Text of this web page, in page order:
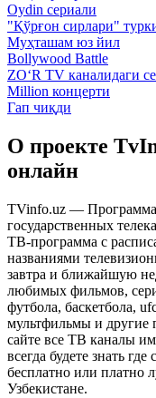
Oydin сериали
"Қўрғон сирлари"
Муҳташам юз йил
Bollywood Battle
ZO‘R TV каналидаги
Million концерти
Гап чиқди
О проекте
онлайн
TVinfo.uz — Программа
государственных
ТВ-программа с
названиями
завтра и ближайшую
любимых фильмов,
футбола, баскетбола,
мультфильмы и другие
сайте все ТВ каналы
всегда будете знать
бесплатно или платно
Узбекистане.